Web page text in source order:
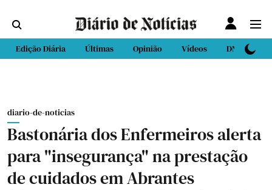
Edição Diária Últimas Opinião Vídeos DN Sport
diario-de-noticias
Bastonária dos Enfermeiros alerta
para "insegurança" na prestação
de cuidados em Abrantes